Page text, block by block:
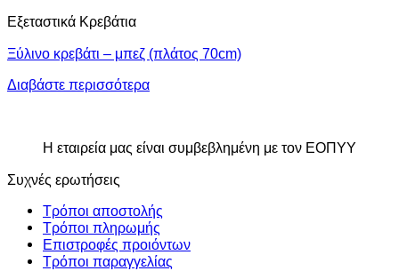
Εξεταστικά Κρεβάτια
Ξύλινο κρεβάτι – μπεζ (πλάτος 70cm)
Διαβάστε περισσότερα
Η εταιρεία μας είναι συμβεβλημένη με τον ΕΟΠΥΥ
Συχνές ερωτήσεις
Τρόποι αποστολής
Τρόποι πληρωμής
Επιστροφές προιόντων
Τρόποι παραγγελίας